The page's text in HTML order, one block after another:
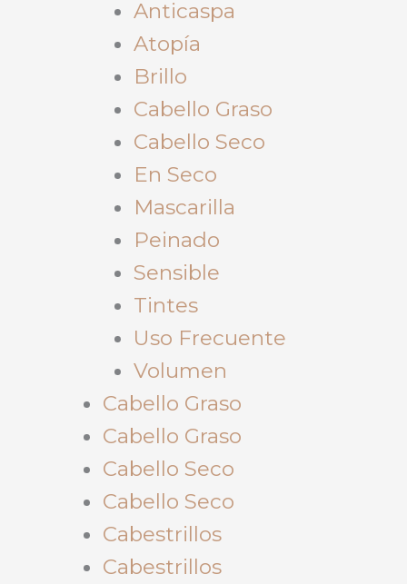
Anticaspa
Atopía
Brillo
Cabello Graso
Cabello Seco
En Seco
Mascarilla
Peinado
Sensible
Tintes
Uso Frecuente
Volumen
Cabello Graso
Cabello Graso
Cabello Seco
Cabello Seco
Cabestrillos
Cabestrillos